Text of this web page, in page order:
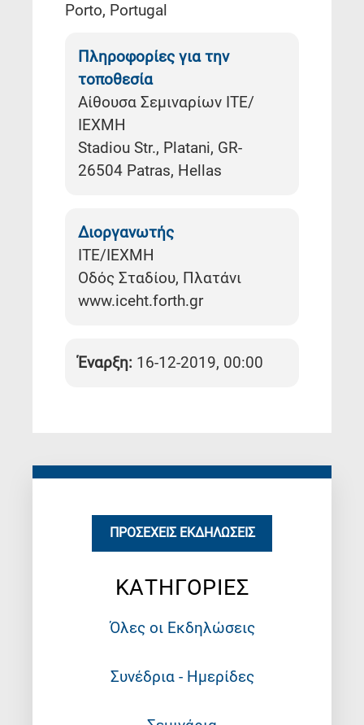
ΠΡΟΣΕΧΕΊΣ ΕΚΔΗΛΏΣΕΙΣ
ΚΑΤΗΓΟΡΙΕΣ
Όλες οι Εκδηλώσεις
Συνέδρια - Ημερίδες
Porto, Portugal
Πληροφορίες για την
τοποθεσία
Αίθουσα Σεμιναρίων ΙΤΕ/
ΙΕΧΜΗ
Stadiou Str., Platani, GR-
26504 Patras, Hellas
Διοργανωτής
ΙΤΕ/ΙΕΧΜΗ
Οδός Σταδίου, Πλατάνι
www.iceht.forth.gr
Έναρξη: 16-12-2019, 00:00